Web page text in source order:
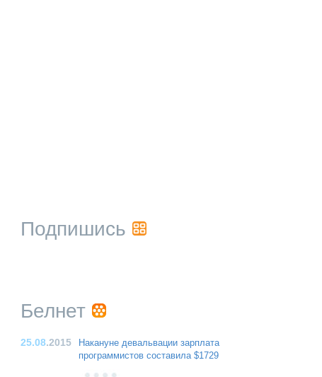
Подпишись
Белнет
25.08.2015
Накануне девальвации зарплата
программистов составила $1729